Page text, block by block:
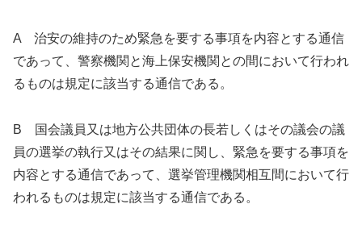
A 治安の維持のため緊急を要する事項を内容とする通信
であって、警察機関と海上保安機関との間において行われ
るものは規定に該当する通信である。
B 国会議員又は地方公共団体の長若しくはその議会の議
員の選挙の執行又はその結果に関し、緊急を要する事項を
内容とする通信であって、選挙管理機関相互間において行
われるものは規定に該当する通信である。